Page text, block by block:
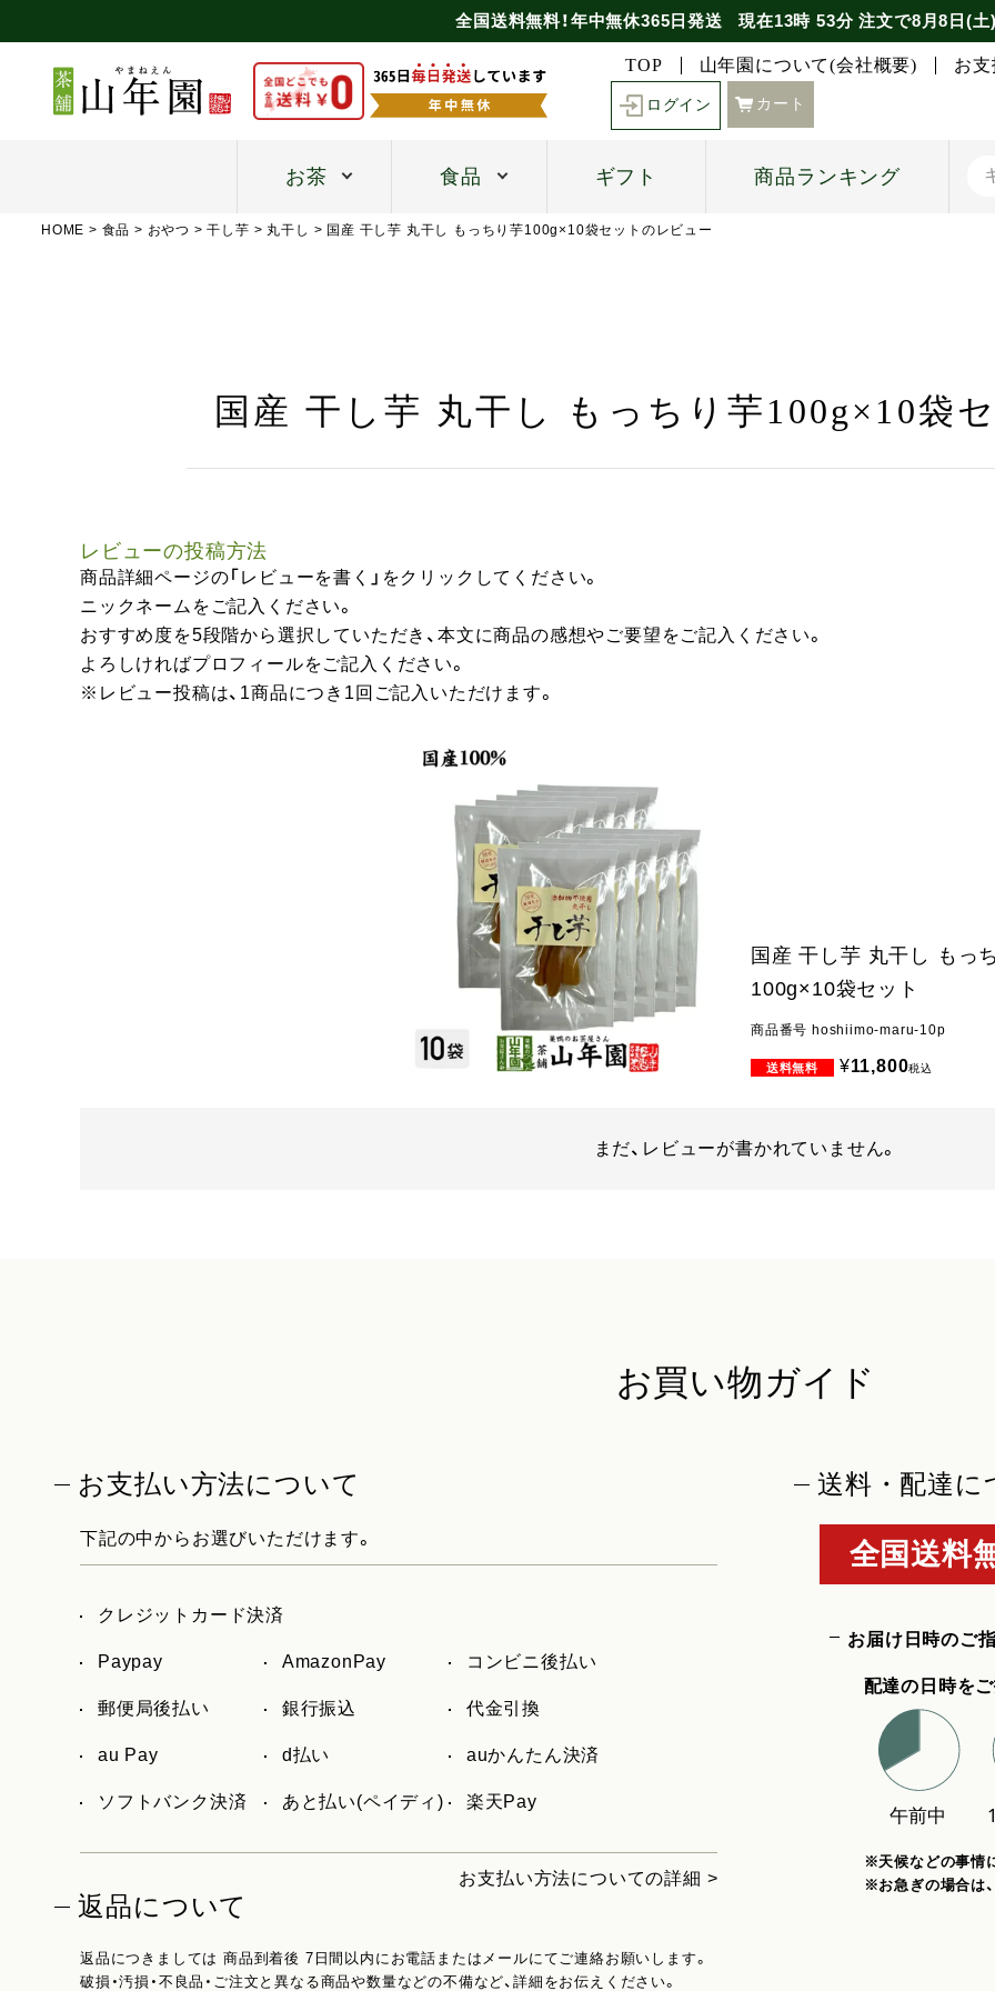
全国送料無料！年中無休365日発送 現在13時 53分注文で8月8日(土
TOP 山年園について(会社概要) お
ログイン カート
お茶 食品 ギフト 商品ランキング
HOME 食品 おやつ 干し芋 丸干し 国産 干し芋 丸干し もっちり芋100g×10袋セットのレビュー
国産 干し芋 丸干し もっちり芋100g×10袋
レビューの投稿方法
商品詳細ページの「レビューを書く」をクリックしてください。
ニックネームをご記入ください。
おすすめ度を5段階から選択していただき、本文に商品の感想やご要望をご記入ください。
よろしければプロフィールをご記入ください。
※レビュー投稿は、1商品につき1回ご記入いただけます。
国産 干し芋 丸干し もっ
100g×10袋セット
商品番号 hoshiimo-maru-10p
¥11,800税込
まだ、レビューが書かれていません。
お買い物ガイド
お支払い方法について
下記の中からお選びいただけます。
クレジットカード決済
Paypay AmazonPay コンビニ後払い
郵便局後払い 銀行振込 代金引換
au Pay d払い auかんたん決済
ソフトバンク決済 あと払い(ペイディ) 楽天Pay
お支払い方法についての詳細 >
返品について
返品につきましては 商品到着後 7日間以内にお電話またはメールにてご連絡お願いします。
破損・汚損・不良品・ご注文と異なる商品や数量などの不備など、詳細をお伝えください。
送料・配達に
全国送料
お届け日時のご
配達の日時を
※天候などの事情
※お急ぎの場合は